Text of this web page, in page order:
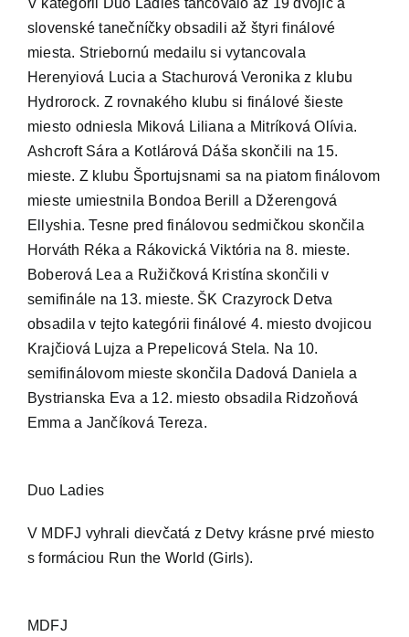
slovenské tanečníčky obsadili až štyri finálové
miesta. Striebornú medailu si vytancovala
Herenyiová Lucia a Stachurová Veronika z klubu
Hydrorock. Z rovnakého klubu si finálové šieste
miesto odniesla Miková Liliana a Mitríková Olívia.
Ashcroft Sára a Kotlárová Dáša skončili na 15.
mieste. Z klubu Športujsnami sa na piatom finálovom
mieste umiestnila Bondoa Berill a Džerengová
Ellyshia. Tesne pred finálovou sedmičkou skončila
Horváth Réka a Rákovická Viktória na 8. mieste.
Boberová Lea a Ružičková Kristína skončili v
semifinále na 13. mieste. ŠK Crazyrock Detva
obsadila v tejto kategórii finálové 4. miesto dvojicou
Krajčiová Lujza a Prepelicová Stela. Na 10.
semifinálovom mieste skončila Dadová Daniela a
Bystrianska Eva a 12. miesto obsadila Ridzoňová
Emma a Jančíková Tereza.
Duo Ladies
V MDFJ vyhrali dievčatá z Detvy krásne prvé miesto
s formáciou Run the World (Girls).
MDFJ